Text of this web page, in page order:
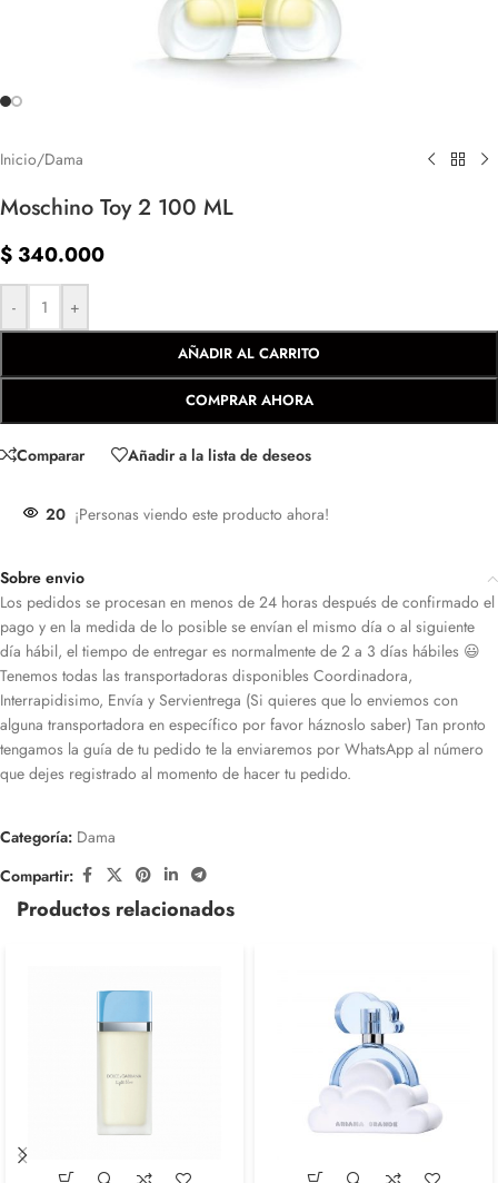
Inicio/Dama
Moschino Toy 2 100 ML
$ 340.000
- +
AÑADIR AL CARRITO
COMPRAR AHORA
Comparar Añadir a la lista de deseos
20 ¡Personas viendo este producto ahora!
Sobre envio
Los pedidos se procesan en menos de 24 horas después de confirmado el
pago y en la medida de lo posible se envían el mismo día o al siguiente
día hábil, el tiempo de entregar es normalmente de 2 a 3 días hábiles 😃
Tenemos todas las transportadoras disponibles Coordinadora,
Interrapidisimo, Envía y Servientrega (Si quieres que lo enviemos con
alguna transportadora en específico por favor háznoslo saber) Tan pronto
tengamos la guía de tu pedido te la enviaremos por WhatsApp al número
que dejes registrado al momento de hacer tu pedido.
Categoría: Dama
Compartir:
Productos relacionados